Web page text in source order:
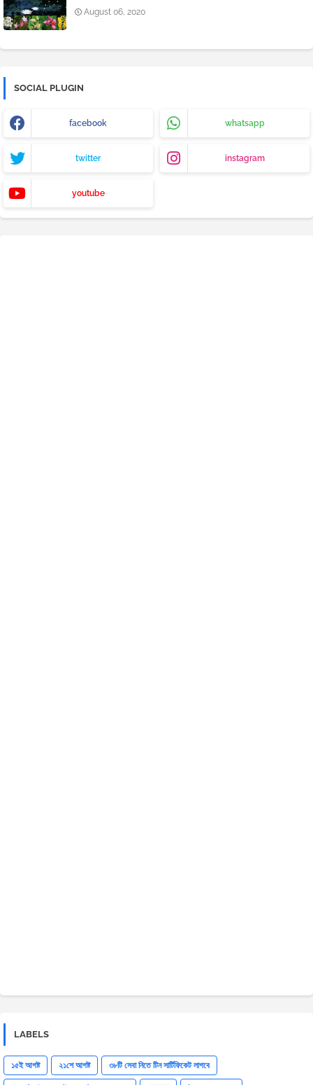
August 06, 2020
SOCIAL PLUGIN
facebook whatsapp
twitter instagram
youtube
LABELS
১৫ই আগষ্ট ২১শে আগষ্ট ৩৮টি সেবা নিতে টিন সার্টিফিকেট লাগবে